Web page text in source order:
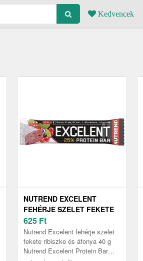
Kedvencek
NUTREND EXCELENT
FEHÉRJE SZELET FEKETE
RIBISZKE ÉS ÁFONYA 40 G
625 Ft
Nutrend Excelent fehérje szelet
fekete ribiszke és áfonya 40 g
Nutrend Excelent Protein Bar